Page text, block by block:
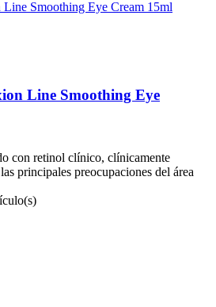
Line Smoothing Eye
con retinol clínico, clínicamente
principales preocupaciones del área